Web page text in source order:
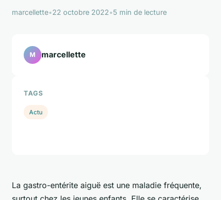
marcellette•22 octobre 2022•5 min de lecture
La gastro-entérite aiguë est une maladie fréquente,
M marcellette
TAGS
Actu